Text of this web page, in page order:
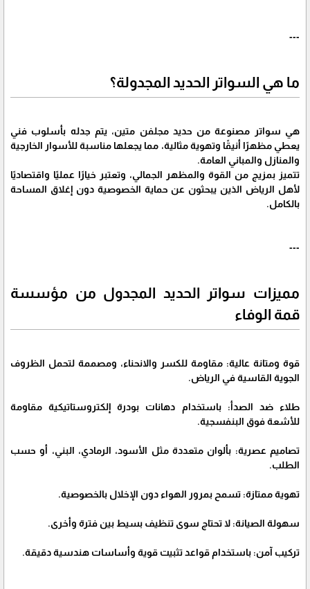
---
ما هي السواتر الحديد المجدولة؟
هي سواتر مصنوعة من حديد مجلفن متين، يتم جدله بأسلوب فني
يعطي مظهرًا أنيقًا وتهوية مثالية، مما يجعلها مناسبة للأسوار الخارجية
والمنازل والمباني العامة.
تتميز بمزيج من القوة والمظهر الجمالي، وتعتبر خيارًا عمليًا واقتصاديًا
لأهل الرياض الذين يبحثون عن حماية الخصوصية دون إغلاق المساحة
بالكامل.
---
مميزات سواتر الحديد المجدول من مؤسسة
قمة الوفاء
قوة ومتانة عالية: مقاومة للكسر والانحناء، ومصممة لتحمل الظروف
الجوية القاسية في الرياض.
طلاء ضد الصدأ: باستخدام دهانات بودرة إلكتروستاتيكية مقاومة
للأشعة فوق البنفسجية.
تصاميم عصرية: بألوان متعددة مثل الأسود، الرمادي، البني، أو حسب
الطلب.
تهوية ممتازة: تسمح بمرور الهواء دون الإخلال بالخصوصية.
سهولة الصيانة: لا تحتاج سوى تنظيف بسيط بين فترة وأخرى.
تركيب آمن: باستخدام قواعد تثبيت قوية وأساسات هندسية دقيقة.